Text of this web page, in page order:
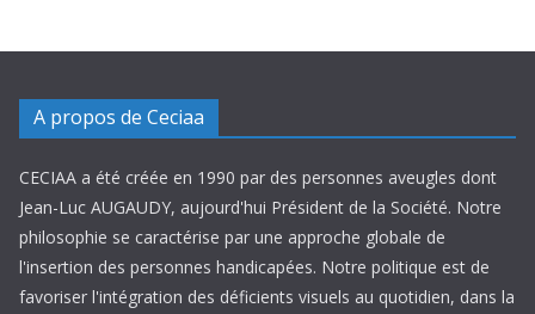
A propos de Ceciaa
CECIAA a été créée en 1990 par des personnes aveugles dont
Jean-Luc AUGAUDY, aujourd'hui Président de la Société. Notre
philosophie se caractérise par une approche globale de
l'insertion des personnes handicapées. Notre politique est de
favoriser l'intégration des déficients visuels au quotidien, dans la